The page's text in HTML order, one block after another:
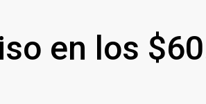
en los